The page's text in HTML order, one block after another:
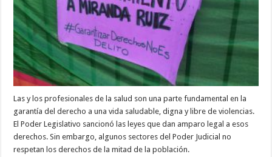
EXIGEN
EL
SOBRESEIMIENTO
LA
DRA.
MIRANDA
RUIZ
Las y los profesionales de la salud son una parte fundamental en la
garantía del derecho a una vida saludable, digna y libre de violencias.
El Poder Legislativo sancionó las leyes que dan amparo legal a esos
derechos. Sin embargo, algunos sectores del Poder Judicial no
respetan los derechos de la mitad de la población.